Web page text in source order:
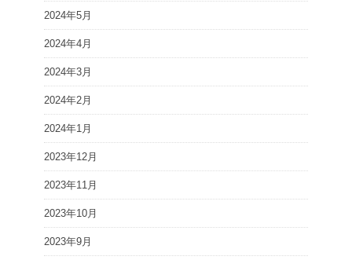
2024年5月
2024年4月
2024年3月
2024年2月
2024年1月
2023年12月
2023年11月
2023年10月
2023年9月